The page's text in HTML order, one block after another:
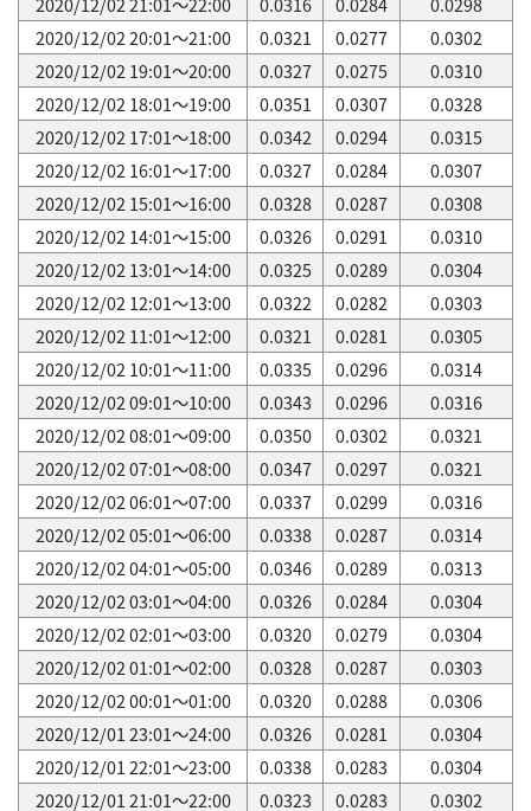
2020/12/02 20:01～21:00
0.0321 0.0277
0.0302
2020/12/02 19:01～20:00
0.0327 0.0275
0.0310
2020/12/02 18:01～19:00
0.0351 0.0307
0.0328
2020/12/02 17:01～18:00
0.0342 0.0294
0.0315
2020/12/02 16:01～17:00
0.0327 0.0284
0.0307
2020/12/02 15:01～16:00
0.0328 0.0287
0.0308
2020/12/02 14:01～15:00
0.0326 0.0291
0.0310
2020/12/02 13:01～14:00
0.0325 0.0289
0.0304
2020/12/02 12:01～13:00
0.0322 0.0282
0.0303
2020/12/02 11:01～12:00
0.0321 0.0281
0.0305
2020/12/02 10:01～11:00
0.0335 0.0296
0.0314
2020/12/02 09:01～10:00
0.0343 0.0296
0.0316
2020/12/02 08:01～09:00
0.0350 0.0302
0.0321
2020/12/02 07:01～08:00
0.0347 0.0297
0.0321
2020/12/02 06:01～07:00
0.0337 0.0299
0.0316
2020/12/02 05:01～06:00
0.0338 0.0287
0.0314
2020/12/02 04:01～05:00
0.0346 0.0289
0.0313
2020/12/02 03:01～04:00
0.0326 0.0284
0.0304
2020/12/02 02:01～03:00
0.0320 0.0279
0.0304
2020/12/02 01:01～02:00
0.0328 0.0287
0.0303
2020/12/02 00:01～01:00
0.0320 0.0288
0.0306
2020/12/01 23:01～24:00
0.0326 0.0281
0.0304
2020/12/01 22:01～23:00
0.0338 0.0283
0.0304
2020/12/01 21:01～22:00
0.0323 0.0283
0.0302